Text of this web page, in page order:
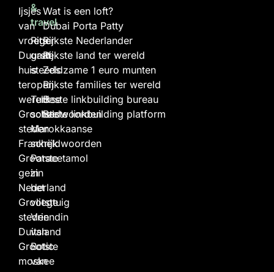
Ijsjes
van
vroeger
Duurste
huis
ter
wereld
Grootste
steden
Frankrijk
Grootste
gezin
Nederland
Grootste
steden
Duitsland
Grootste
moskee
&
travel
Rits
gaat
steeds
open
Turkse
scheldwoorden
Marokkaanse
scheldwoorden
Paracetamol
in
het
vliegtuig
Vriendin
van
Botic
van
Wat is een loft?
Dubai Porta Patty
Rijkste Nederlander
Rijkste land ter wereld
Zeldzame 1 euro munten
Rijkste families ter wereld
Beste linkbuilding bureau
Beste linkbuilding platform